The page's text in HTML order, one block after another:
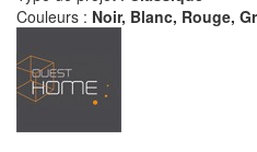
Couleurs : Noir, Blanc, Rouge,